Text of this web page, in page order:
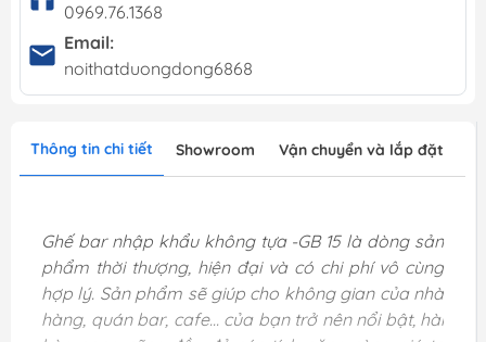
0969.76.1368
Email:
noithatduongdong6868
Thông tin chi tiết Showroom Vận chuyển và lắp đặt
Ghế bar nhập khẩu không tựa -GB 15 là dòng sản
phẩm thời thượng, hiện đại và có chi phí vô cùng
hợp lý. Sản phẩm sẽ giúp cho không gian của nhà
hàng, quán bar, cafe... của bạn trở nên nổi bật, hài